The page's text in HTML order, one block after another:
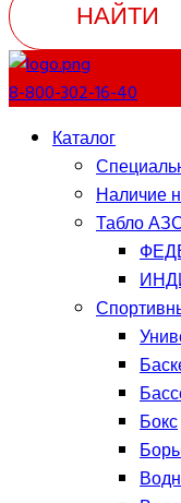
НАЙТИ
8-800-302-16-40
Каталог
Наличие
Табло
Бокс